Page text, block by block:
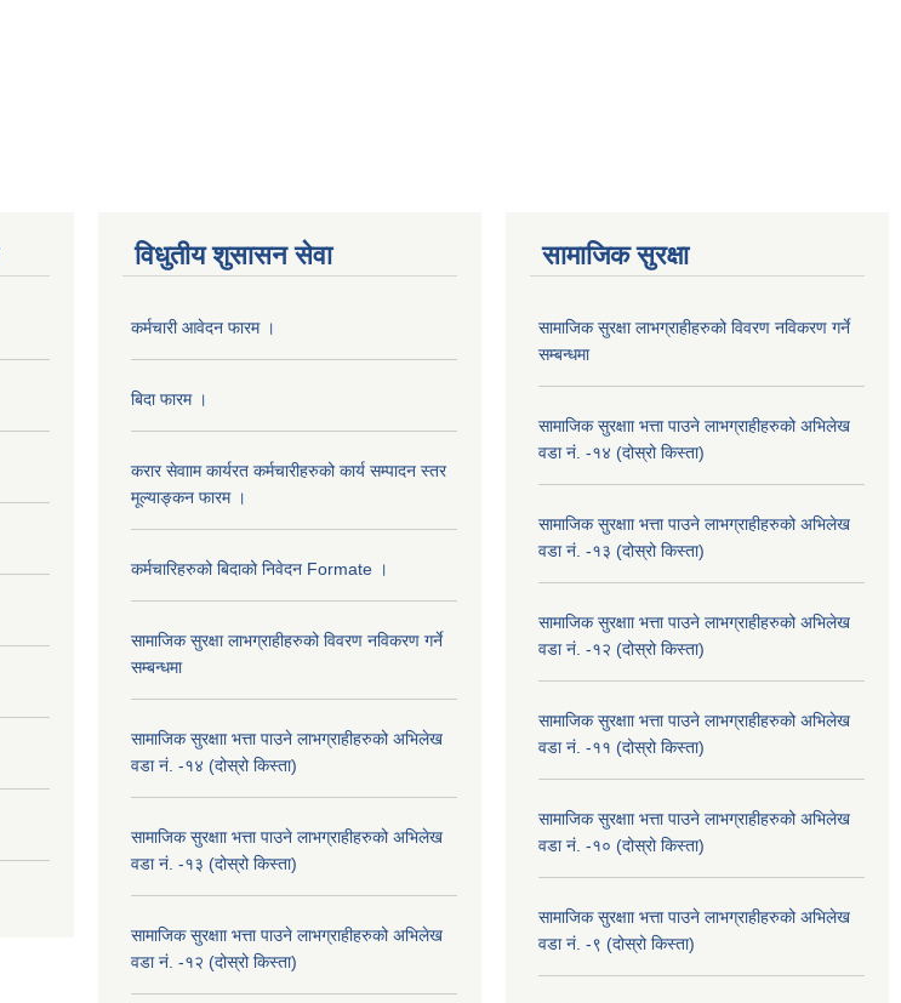
विधुतीय शुसासन सेवा
कर्मचारी आवेदन फारम ।
बिदा फारम ।
करार सेवााम कार्यरत कर्मचारीहरुको कार्य सम्पादन स्तर
मूल्याङ्कन फारम ।
कर्मचारिहरुको बिदाको निवेदन Formate ।
सामाजिक सुरक्षा लाभग्राहीहरुको विवरण नविकरण गर्ने
सम्बन्धमा
सामाजिक सुरक्षाा भत्ता पाउने लाभग्राहीहरुको अभिलेख
वडा नं. -१४ (दोस्रो किस्ता)
सामाजिक सुरक्षाा भत्ता पाउने लाभग्राहीहरुको अभिलेख
वडा नं. -१३ (दोस्रो किस्ता)
सामाजिक सुरक्षाा भत्ता पाउने लाभग्राहीहरुको अभिलेख
वडा नं. -१२ (दोस्रो किस्ता)
सामाजिक सुरक्षा
सामाजिक सुरक्षा लाभग्राहीहरुको विवरण नविकरण गर्ने
सम्बन्धमा
सामाजिक सुरक्षाा भत्ता पाउने लाभग्राहीहरुको अभिलेख
वडा नं. -१४ (दोस्रो किस्ता)
सामाजिक सुरक्षाा भत्ता पाउने लाभग्राहीहरुको अभिलेख
वडा नं. -१३ (दोस्रो किस्ता)
सामाजिक सुरक्षाा भत्ता पाउने लाभग्राहीहरुको अभिलेख
वडा नं. -१२ (दोस्रो किस्ता)
सामाजिक सुरक्षाा भत्ता पाउने लाभग्राहीहरुको अभिलेख
वडा नं. -११ (दोस्रो किस्ता)
सामाजिक सुरक्षाा भत्ता पाउने लाभग्राहीहरुको अभिलेख
वडा नं. -१० (दोस्रो किस्ता)
सामाजिक सुरक्षाा भत्ता पाउने लाभग्राहीहरुको अभिलेख
वडा नं. -९ (दोस्रो किस्ता)